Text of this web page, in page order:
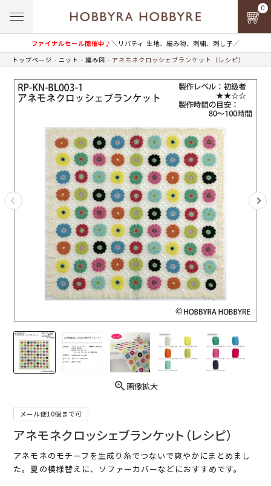
ファイナルセール開催中♪＼リバティ 生地、編み物、刺繍、刺し子／
0
トップページ ニット 編み図 アネモネクロッシェブランケット（レシピ）
画像拡大
メール便10個まで可
アネモネクロッシェブランケット（レシピ）
アネモネのモチーフを生成り糸でつないで爽やかにまとめまし
た。夏の模様替えに、ソファーカバーなどにおすすめです。